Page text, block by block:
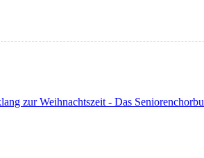
zur Weihnachtszeit - Das